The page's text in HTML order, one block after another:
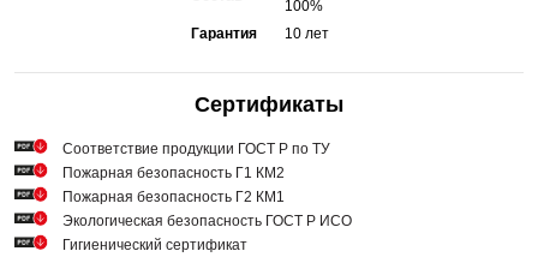
100%
Гарантия
10 лет
Сертификаты
Cоответствие продукции ГОСТ Р по ТУ
Пожарная безопасность Г1 КМ2
Пожарная безопасность Г2 КМ1
Экологическая безопасность ГОСТ Р ИСО
Гигиенический сертификат